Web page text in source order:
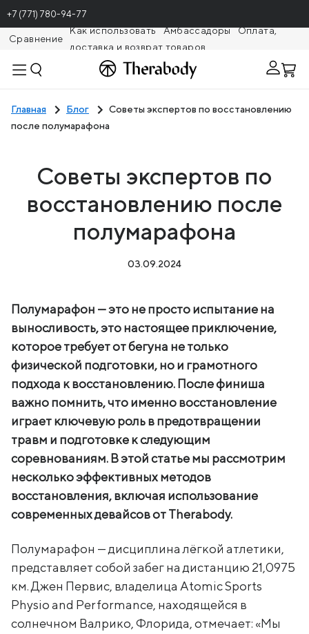
+7 (771) 780-94-77
Сравнение
Как использовать Амбассадоры
Оплата,
доставка и возврат товаров
Главная Блог
Советы экспертов по восстановлению
после полумарафона
Советы экспертов по
восстановлению после
полумарафона
03.09.2024
Полумарафон — это не просто испытание на
выносливость, это настоящее приключение,
которое требует от бегуна не только
физической подготовки, но и грамотного
подхода к восстановлению. После финиша
важно помнить, что именно восстановление
играет ключевую роль в предотвращении
травм и подготовке к следующим
соревнованиям. В этой статье мы рассмотрим
несколько эффективных методов
восстановления, включая использование
современных девайсов от Therabody.
Полумарафон — дисциплина лёгкой атлетики,
представляет собой забег на дистанцию 21,0975
км. Джен Первис, владелица Atomic Sports
Physio and Performance, находящейся в
солнечном Валрико, Флорида, отмечает: «Мы